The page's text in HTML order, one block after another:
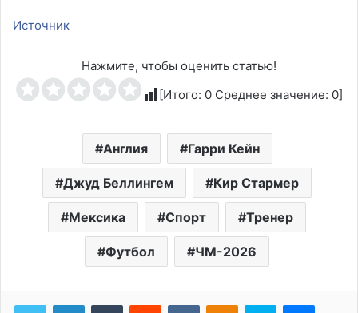
Источник
Нажмите, чтобы оценить статью!
[Итого: 0 Среднее значение: 0]
Англия Гарри Кейн
Джуд Беллингем Кир Стармер
Мексика Спорт Тренер
Футбол ЧМ-2026
Tumblr Reddit ВконтактеОдноклассники
Skype